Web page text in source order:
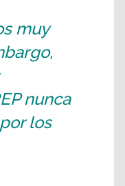
muy
nunca
los